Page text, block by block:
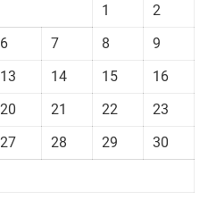
1
2
6 7 8
9
13 14 15
16
20 21 22
23
27 28 29
30